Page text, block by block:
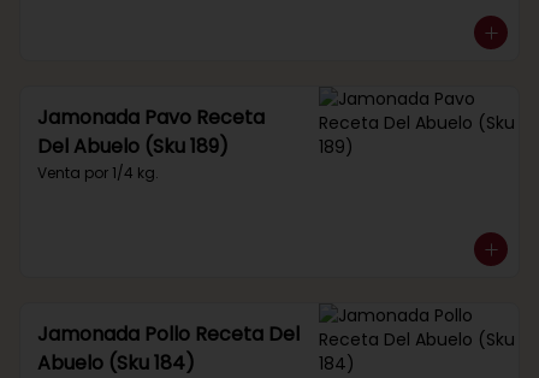
Jamonada Pavo Receta
Del Abuelo (Sku 189)
Venta por 1/4 kg.
Jamonada Pollo Receta Del
Abuelo (Sku 184)